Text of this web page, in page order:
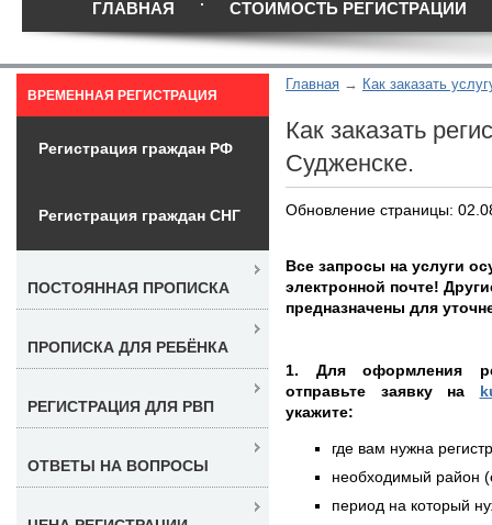
ГЛАВНАЯ СТОИМОСТЬ РЕГИСТРАЦИИ
Главная Как заказать
Как заказать
Судженске.
Обновление страницы:
Все запросы на услуги
электронной почте!
предназначены для
1. Для оформления
отправьте заявку на
укажите:
где вам нужна
необходимый район
период на который
ВРЕМЕННАЯ РЕГИСТРАЦИЯ
Регистрация граждан РФ
Регистрация граждан СНГ
ПОСТОЯННАЯ ПРОПИСКА
ПРОПИСКА ДЛЯ РЕБЁНКА
РЕГИСТРАЦИЯ ДЛЯ РВП
ОТВЕТЫ НА ВОПРОСЫ